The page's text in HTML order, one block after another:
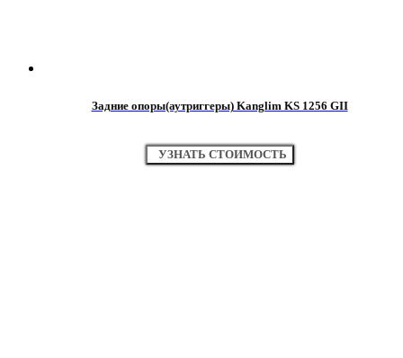
Задние опоры(аутриггеры) Kanglim KS 1256 GII
УЗНАТЬ СТОИМОСТЬ